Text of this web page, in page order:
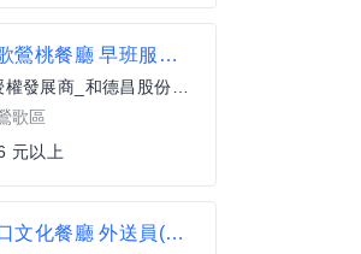
515 鶯歌鶯桃餐廳 早班服務員(兼職)
麥當勞授權發展商_和德昌股份有限公司
歌區
元以上
443 林口文化餐廳 外送員(兼職)